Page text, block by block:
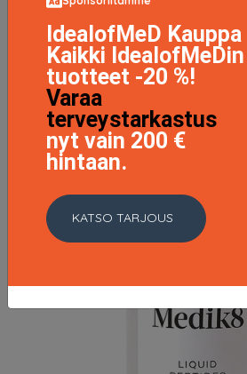
IdealofMeD Kauppa
Kaikki IdealofMeDin
tuotteet -20 %!
Varaa
terveystarkastus
nyt vain 200 €
hintaan.
KATSO TARJOUS